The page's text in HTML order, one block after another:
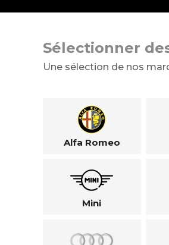
Sélectionner
Une sélection de nos
Alfa Romeo
Mini